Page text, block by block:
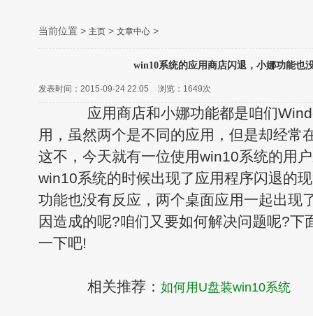
当前位置 > 主页 > 文章中心 >
win10系统的应用商店闪退，小娜功能也
发表时间：2015-09-24 22:05 浏览： 1649次
应用商店和小娜功能都是咱们
用，虽然两个是不同的应用，但是却经常
这不，今天就有一位使用win10系统的用
win10系统的时候出现了应用程序闪退的
功能也没有反应，两个桌面应用一起出现
因造成的呢?咱们又要如何解决问题呢?下
一下吧!
相关推荐： 如何用U盘装win10系统